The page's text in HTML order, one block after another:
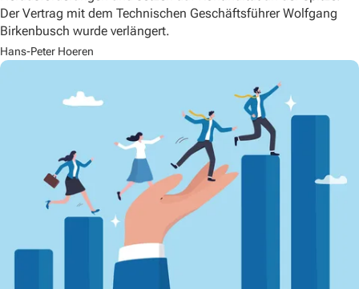
Der Vertrag mit dem Technischen Geschäftsführer Wolfgang
Birkenbusch wurde verlängert.
Hans-Peter Hoeren